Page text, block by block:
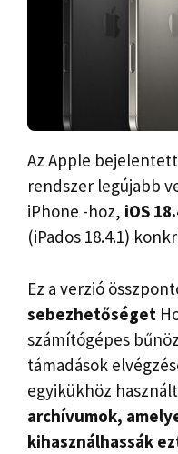
Az Apple
rendszer legújabb
iPhone -hoz, iOS
(iPados 18.4.1)
Ez a verzió
sebezhetőséget
számítógépes
támadások
egyikükhöz
archívumok,
kihasználhassák